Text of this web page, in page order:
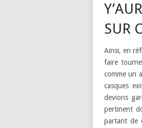
SUR
Ainsi, en
faire
comme un
casques
devions
pertinent
partant de